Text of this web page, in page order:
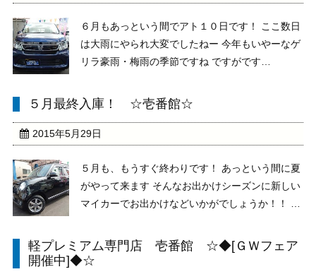
６月もあっという間でアト１０日です！ ここ数日
は大雨にやられ大変でしたねー 今年もいやーなゲ
リラ豪雨・梅雨の季節ですね ですがです
ますが、 シークレットフェアを開催したいと思い
シークレットフ ...
５月最終入庫！ ☆壱番館☆
2015年5月29日
５月も、もうすぐ終わりです！ あっという間に夏
がやって来ます そんなお出かけシーズンに新しい
マイカーでお出かけなどいかがでしょうか！！ 今
中から、入庫したてのお車をご紹介していきます
２５年式 Ｎ－ＯＮＥ プレミアムツアラー Ｌ
軽プレミアム専門店 壱番館 ☆◆[ＧＷフェア
開催中]◆☆